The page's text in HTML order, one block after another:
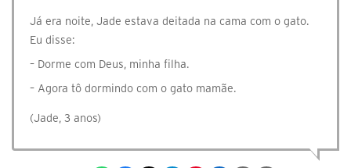
Já era noite, Jade estava deitada na cama com o gato.
Eu disse:
– Dorme com Deus, minha filha.
– Agora tô dormindo com o gato mamãe.
(Jade, 3 anos)